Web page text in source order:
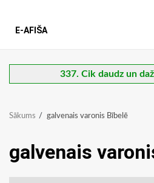
E-AFIŠA
337. Cik daudz un
Sākums galvenais varonis Bībelē
galvenais